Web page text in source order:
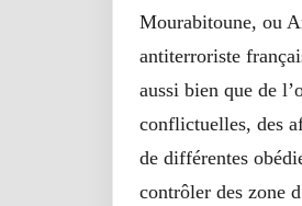
Mourabitoune, ou
antiterroriste
aussi bien que de
conflictuelles, des
de différentes
contrôler des zone